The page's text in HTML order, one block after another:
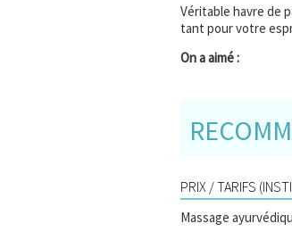
Véritable havre de
tant pour votre
On a aimé :
PRIX / TARIFS
Massage